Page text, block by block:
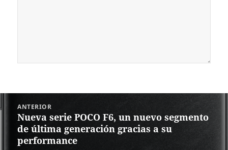
de
entradas
ANTERIOR
Entrada
anterior:
Nueva serie POCO F6, un nuevo segmento
de última generación gracias a su
performance